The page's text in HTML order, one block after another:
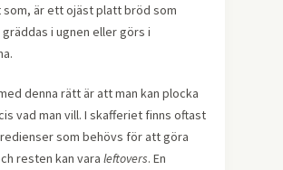
som, är ett ojäst platt bröd som
i ugnen eller görs i
denna rätt är att man kan plocka
vad man vill. I skafferiet finns oftast
som behövs för att göra
resten kan vara leftovers. En